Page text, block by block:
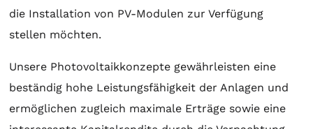
die Installation von PV-Modulen zur Verfügung
stellen möchten.
Unsere Photovoltaikkonzepte gewährleisten eine
beständig hohe Leistungsfähigkeit der Anlagen und
ermöglichen zugleich maximale Erträge sowie eine